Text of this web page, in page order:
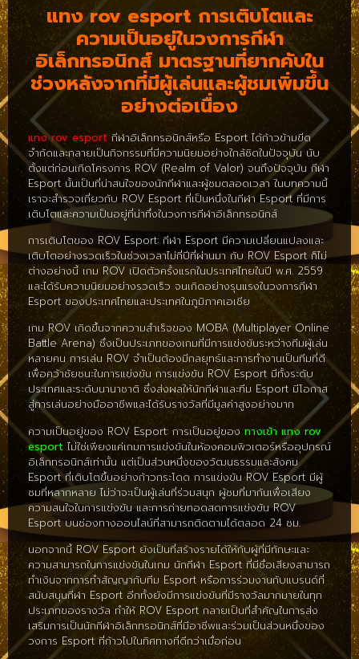
แทง rov esport การเติบโตและ
ความเป็นอยู่ในวงการกีฬา
อิเล็กทรอนิกส์ มาตรฐานที่ยากคับใน
ช่วงหลังจากที่มีผู้เล่นและผู้ชมเพิ่มขึ้น
อย่างต่อเนื่อง
แทง rov esport กีฬาอิเล็กทรอนิกส์หรือ Esport ได้ก้าวข้ามขีด
จำกัดและกลายเป็นกิจกรรมที่มีความนิยมอย่างใกล้ชิดในปัจจุบัน นับ
ตั้งแต่ก่อนเกิดโครงการ ROV (Realm of Valor) จนถึงปัจจุบัน กีฬา
Esport นั้นเป็นที่น่าสนใจของนักกีฬาและผู้ชมตลอดเวลา ในบทความนี้
เราจะสำรวจเกี่ยวกับ ROV Esport ที่เป็นหนึ่งในกีฬา Esport ที่มีการ
เติบโตและความเป็นอยู่ที่น่าทึ่งในวงการกีฬาอิเล็กทรอนิกส์
การเติบโตของ ROV Esport: กีฬา Esport มีความเปลี่ยนแปลงและ
เติบโตอย่างรวดเร็วในช่วงเวลาไม่กี่ปีที่ผ่านมา กับ ROV Esport ก็ไม่
ต่างอย่างนี้ เกม ROV เปิดตัวครั้งแรกในประเทศไทยในปี พ.ศ. 2559
และได้รับความนิยมอย่างรวดเร็ว จนเกิดอย่างรุนแรงในวงการกีฬา
Esport ของประเทศไทยและประเทศในภูมิภาคเอเชีย
เกม ROV เกิดขึ้นจากความสำเร็จของ MOBA (Multiplayer Online
Battle Arena) ซึ่งเป็นประเภทของเกมที่มีการแข่งขันระหว่างทีมผู้เล่น
หลายคน การเล่น ROV จำเป็นต้องมีกลยุทธ์และการทำงานเป็นทีมที่ดี
เพื่อคว้าชัยชนะในการแข่งขัน การแข่งขัน ROV Esport มีทั้งระดับ
ประเทศและระดับนานาชาติ ซึ่งส่งผลให้นักกีฬาและทีม Esport มีโอกาส
สู่การเล่นอย่างมืออาชีพและได้รับรางวัลที่มีมูลค่าสูงอย่างมาก
ความเป็นอยู่ของ ROV Esport: การเป็นอยู่ของ ทางเข้า แทง rov
esport ไม่ใช่เพียงแค่เกมการแข่งขันในห้องคอมพิวเตอร์หรืออุปกรณ์
อิเล็กทรอนิกส์เท่านั้น แต่เป็นส่วนหนึ่งของวัฒนธรรมและสังคม
Esport ที่เติบโตขึ้นอย่างก้าวกระโดด การแข่งขัน ROV Esport มีผู้
ชมที่หลากหลาย ไม่ว่าจะเป็นผู้เล่นที่ร่วมสนุก ผู้ชมที่มากันเพื่อเสียง
ความสนใจในการแข่งขัน และการถ่ายทอดสดการแข่งขัน ROV
Esport บนช่องทางออนไลน์ที่สามารถติดตามได้ตลอด 24 ชม.
นอกจากนี้ ROV Esport ยังเป็นที่สร้างรายได้ให้กับผู้ที่มีทักษะและ
ความสามารถในการแข่งขันในเกม นักกีฬา Esport ที่มีชื่อเสียงสามารถ
ทำเงินจากการทำสัญญากับทีม Esport หรือการร่วมงานกับแบรนด์ที่
สนับสนุนกีฬา Esport อีกทั้งยังมีการแข่งขันที่มีรางวัลมากมายในทุก
ประเภทของรางวัล ทำให้ ROV Esport กลายเป็นที่สำคัญในการส่ง
เสริมการเป็นนักกีฬาอิเล็กทรอนิกส์ที่มีอาชีพและร่วมเป็นส่วนหนึ่งของ
วงการ Esport ที่ก้าวไปในทิศทางที่ดีกว่าเมื่อก่อน